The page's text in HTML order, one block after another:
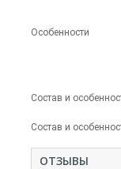
Особенности
Состав и
Состав и
ОТЗЫВЫ